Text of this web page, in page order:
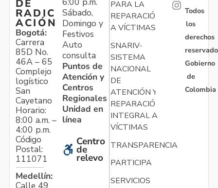
DE
RADIC
ACIÓN
Bogotá:
Carrera
85D No.
46A – 65
Complejo
logístico
San
Cayetano
Horario:
8:00 a.m. –
4:00 p.m.
Código
Postal:
111071
Medellín:
Calle 49
Sábado,
Domingo y
Festivos
Auto
consulta
Puntos de
Atención y
Centros
Regionales
Unidad en
línea
Centro
de
relevo
PARA LA
REPARACIÓN
A VÍCTIMAS
SNARIV-
SISTEMA
NACIONAL
DE
ATENCIÓN Y
REPARACIÓN
INTEGRAL A
VÍCTIMAS
TRANSPARENCIA
PARTICIPA
SERVICIOS
Todos
los
derechos
Gobierno
de
Colombia